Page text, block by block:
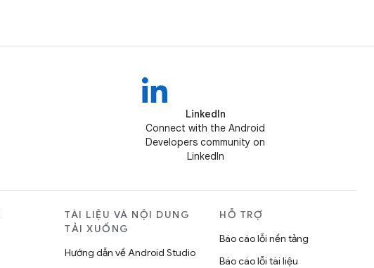
LinkedIn
Connect with the Android
Developers community on
LinkedIn
TÀI LIỆU VÀ NỘI DUNG
TẢI XUỐNG
Hướng dẫn về Android Studio
HỖ TRỢ
Báo cáo lỗi nền tảng
Báo cáo lỗi tài liệu